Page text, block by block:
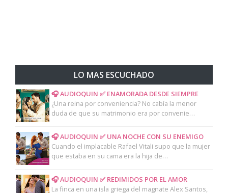
LO MAS ESCUCHADO
🎧 AUDIOQUIN ✅ ENAMORADA DESDE SIEMPRE
¿Una reina por conveniencia? No cabía la menor
duda de que su matrimonio era por convenie…
🎧 AUDIOQUIN ✅ UNA NOCHE CON SU ENEMIGO
Cuando el implacable Rafael Vitali supo que la mujer
que estaba en su cama era la hija de…
🎧 AUDIOQUIN ✅ REDIMIDOS POR EL AMOR
La finca en una isla griega del magnate Alex Santos,